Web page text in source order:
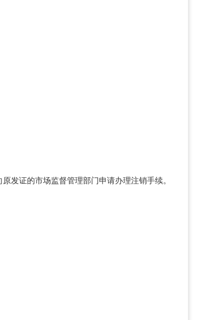
发证的市场监督管理部门申请办理注销手续。